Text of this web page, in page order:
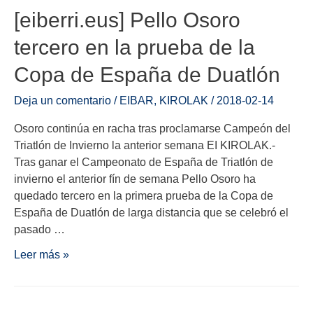
[eiberri.eus] Pello Osoro
tercero en la prueba de la
Copa de España de Duatlón
Deja un comentario / EIBAR, KIROLAK / 2018-02-14
Osoro continúa en racha tras proclamarse Campeón del
Triatlón de Invierno la anterior semana EI KIROLAK.-
Tras ganar el Campeonato de España de Triatlón de
invierno el anterior fín de semana Pello Osoro ha
quedado tercero en la primera prueba de la Copa de
España de Duatlón de larga distancia que se celebró el
pasado …
Leer más »